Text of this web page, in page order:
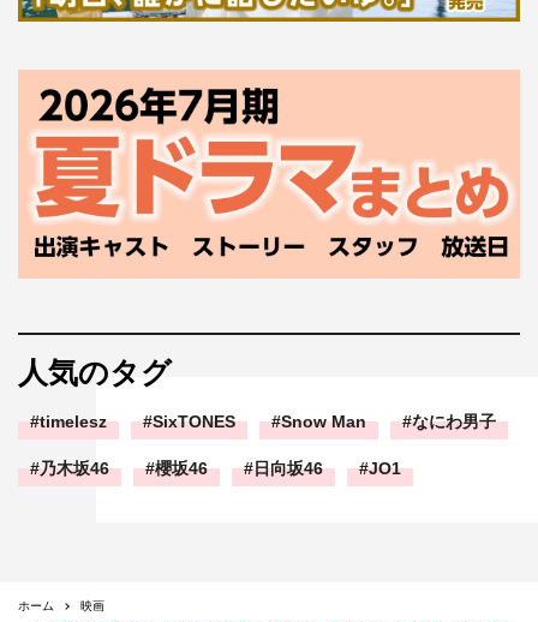
人気のタグ
timelesz SixTONES Snow Man なにわ男子
乃木坂46 櫻坂46 日向坂46 JO1
ホーム
映画